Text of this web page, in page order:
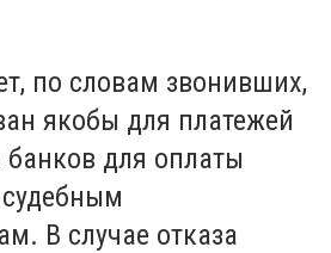
по словам звонивших,
якобы для платежей
для оплаты
В случае отказа